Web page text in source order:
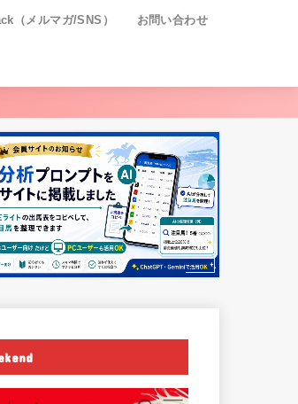
（メルマガ/SNS） お問い合わせ